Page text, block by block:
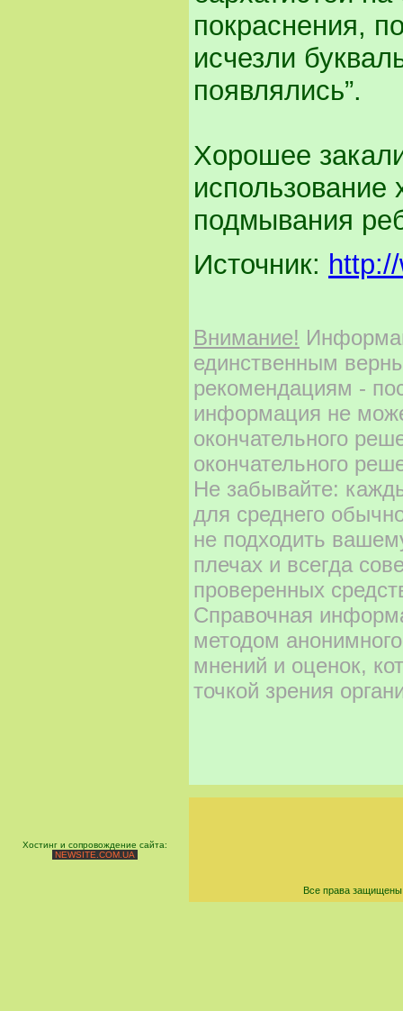
покраснения,
исчезли
появлялись”.
Хорошее
использование
подмывания
Источник:
Внимание!
единственным
рекомендациям -
информация не
окончательного
окончательного
Не забывайте:
для среднего
не подходить
плечах и всегда
проверенных
Справочная
методом
мнений и оценок,
точкой зрения
Хостинг и сопровождение сайта:
NEWSITE.COM.UA
Все права